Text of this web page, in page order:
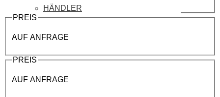
HÄNDLER
PREIS
AUF ANFRAGE
PREIS
AUF ANFRAGE